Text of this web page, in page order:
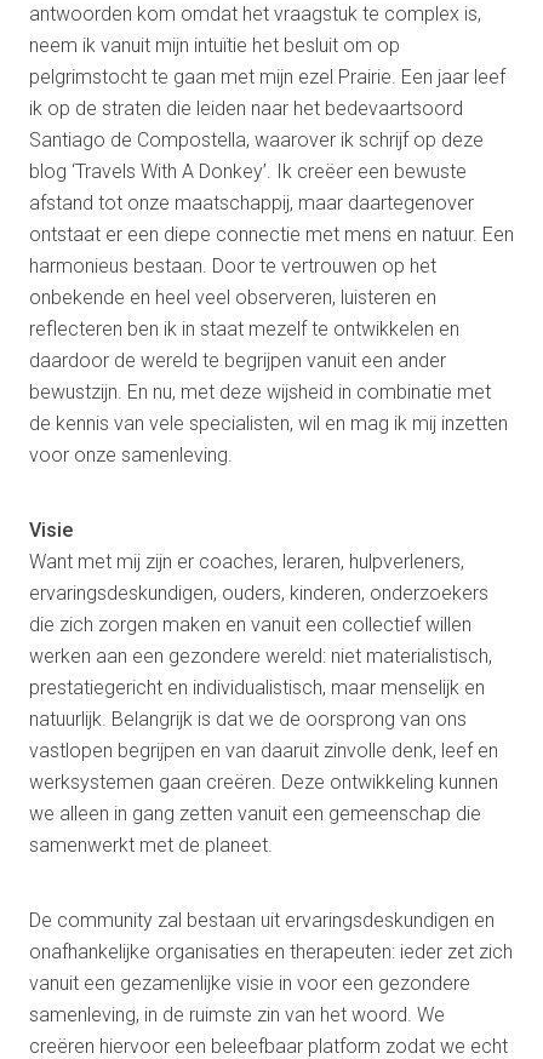
antwoorden kom omdat het vraagstuk te complex is,
neem ik vanuit mijn intuïtie het besluit om op
pelgrimstocht te gaan met mijn ezel Prairie. Een jaar leef
ik op de straten die leiden naar het bedevaartsoord
Santiago de Compostella, waarover ik schrijf op deze
blog ‘Travels With A Donkey’. Ik creëer een bewuste
afstand tot onze maatschappij, maar daartegenover
ontstaat er een diepe connectie met mens en natuur. Een
harmonieus bestaan. Door te vertrouwen op het
onbekende en heel veel observeren, luisteren en
reflecteren ben ik in staat mezelf te ontwikkelen en
daardoor de wereld te begrijpen vanuit een ander
bewustzijn. En nu, met deze wijsheid in combinatie met
de kennis van vele specialisten, wil en mag ik mij inzetten
voor onze samenleving.
Visie
Want met mij zijn er coaches, leraren, hulpverleners,
ervaringsdeskundigen, ouders, kinderen, onderzoekers
die zich zorgen maken en vanuit een collectief willen
werken aan een gezondere wereld: niet materialistisch,
prestatiegericht en individualistisch, maar menselijk en
natuurlijk. Belangrijk is dat we de oorsprong van ons
vastlopen begrijpen en van daaruit zinvolle denk, leef en
werksystemen gaan creëren. Deze ontwikkeling kunnen
we alleen in gang zetten vanuit een gemeenschap die
samenwerkt met de planeet.
De community zal bestaan uit ervaringsdeskundigen en
onafhankelijke organisaties en therapeuten: ieder zet zich
vanuit een gezamenlijke visie in voor een gezondere
samenleving, in de ruimste zin van het woord. We
creëren hiervoor een beleefbaar platform zodat we echt